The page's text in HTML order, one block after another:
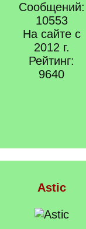
Сообщений:
10553
На сайте с
2012 г.
Рейтинг:
9640
Astic